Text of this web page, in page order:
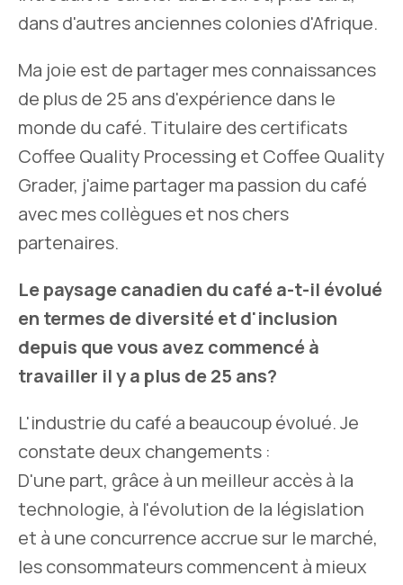
dans d'autres anciennes colonies d'Afrique.
Ma joie est de partager mes connaissances
de plus de 25 ans d'expérience dans le
monde du café. Titulaire des certificats
Coffee Quality Processing et Coffee Quality
Grader, j'aime partager ma passion du café
avec mes collègues et nos chers
partenaires.
Le paysage canadien du café a-t-il évolué
en termes de diversité et d'inclusion
depuis que vous avez commencé à
travailler il y a plus de 25 ans?
L'industrie du café a beaucoup évolué. Je
constate deux changements :
D'une part, grâce à un meilleur accès à la
technologie, à l'évolution de la législation
et à une concurrence accrue sur le marché,
les consommateurs commencent à mieux